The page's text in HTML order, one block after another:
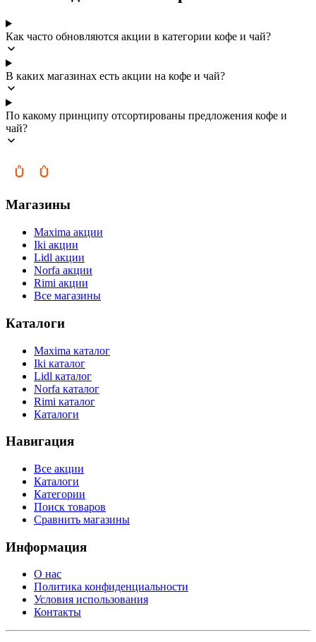
Как часто обновляются акции в категории кофе и чай?
В каких магазинах есть акции на кофе и чай?
По какому принципу отсортированы предложения кофе и
чай?
Магазины
Maxima акции
Iki акции
Lidl акции
Norfa акции
Rimi акции
Все магазины
Каталоги
Maxima каталог
Iki каталог
Lidl каталог
Norfa каталог
Rimi каталог
Каталоги
Навигация
Все акции
Каталоги
Категории
Поиск товаров
Сравнить магазины
Информация
О нас
Политика конфиденциальности
Условия использования
Контакты